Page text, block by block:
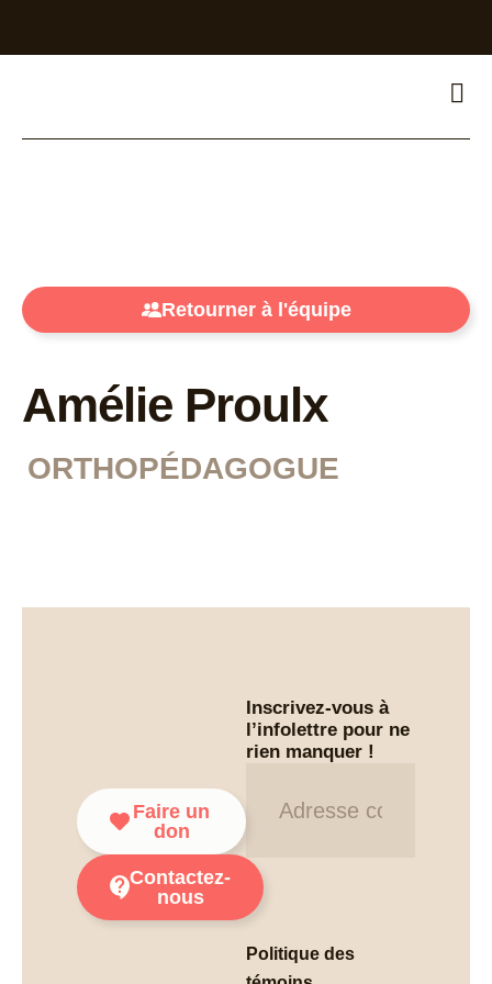
Retourner à l'équipe
Amélie Proulx
ORTHOPÉDAGOGUE
Faire un
don
Contactez-
nous
Politique des
Inscrivez-vous à
l’infolettre pour ne
rien manquer !